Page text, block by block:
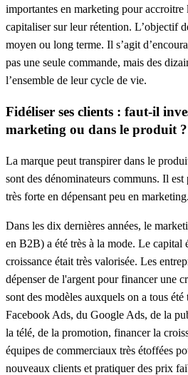
importantes en marketing pour accroitre
capitaliser sur leur rétention. L’objectif
moyen ou long terme. Il s’agit
pas une seule commande, mais des
l’ensemble de leur cycle de vie.
Fidéliser ses clients : faut-il
marketing ou dans le produit ?
La marque peut transpirer dans le
sont des dénominateurs communs. Il
très forte en dépensant peu en marketing.
Dans les dix dernières années, le
en B2B) a été très à la mode. Le capital
croissance était très valorisée. Les
dépenser de l'argent pour financer une
sont des modèles auxquels on a tous
Facebook Ads, du Google Ads, de la
la télé, de la promotion, financer la
équipes de commerciaux très étoffées
nouveaux clients et pratiquer des prix